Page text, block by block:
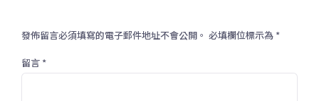
發佈留言必須填寫的電子郵件地址不會公開。 必填欄位標示為 *
留言 *